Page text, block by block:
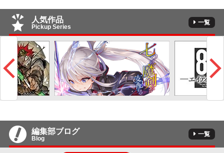
人気作品
Pickup Series
一覧
編集部ブログ
Blog
一覧